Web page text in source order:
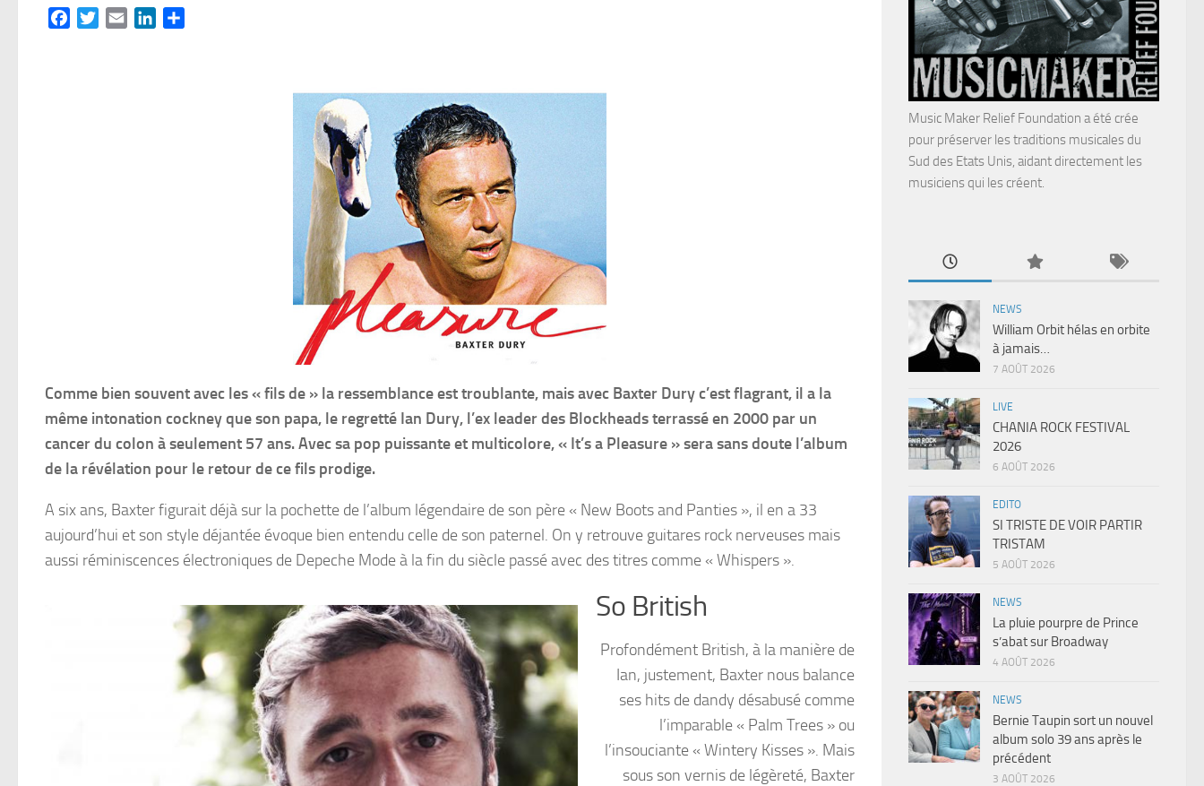
FacebookTwitterEmail LinkedIn
Comme bien souvent avec les « fils de » la ressemblance est troublante, mais avec Baxter Dury c’est flagrant, il a la
même intonation cockney que son papa, le regretté Ian Dury, l’ex leader des Blockheads terrassé en 2000 par un
cancer du colon à seulement 57 ans. Avec sa pop puissante et multicolore, « It’s a Pleasure » sera sans doute l’album
de la révélation pour le retour de ce fils prodige.
A six ans, Baxter figurait déjà sur la pochette de l’album légendaire de son père « New Boots and Panties », il en a 33
aujourd’hui et son style déjantée évoque bien entendu celle de son paternel. On y retrouve guitares rock nerveuses mais
aussi réminiscences électroniques de Depeche Mode à la fin du siècle passé avec des titres comme « Whispers ».
So British
Profondément British, à la manière de
Ian, justement, Baxter nous balance
ses hits de dandy désabusé comme
l’imparable « Palm Trees » ou
l’insouciante « Wintery Kisses ». Mais
sous son vernis de légèreté, Baxter
Music Maker Relief Foundation a été crée
pour préserver les traditions musicales du
Sud des Etats Unis, aidant directement les
musiciens qui les créent.
NEWS
William Orbit hélas en orbite
à jamais…
7 AOÛT 2026
LIVE
CHANIA ROCK FESTIVAL
2026
6 AOÛT 2026
EDITO
SI TRISTE DE VOIR PARTIR
TRISTAM
5 AOÛT 2026
NEWS
La pluie pourpre de Prince
s’abat sur Broadway
4 AOÛT 2026
NEWS
Bernie Taupin sort un nouvel
album solo 39 ans après le
précédent
3 AOÛT 2026